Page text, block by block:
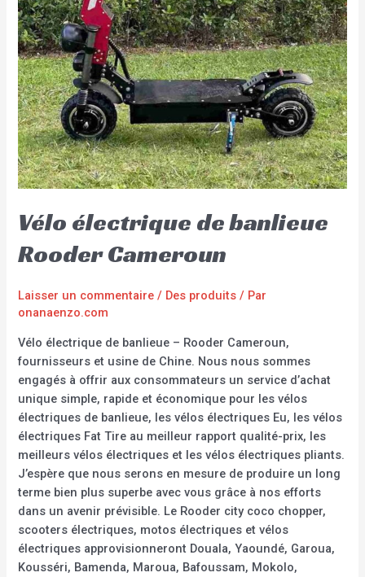
Vélo électrique de banlieue
Rooder Cameroun
Laisser un commentaire / Des produits / Par
onanaenzo.com
Vélo électrique de banlieue – Rooder Cameroun,
fournisseurs et usine de Chine. Nous nous sommes
engagés à offrir aux consommateurs un service d’achat
unique simple, rapide et économique pour les vélos
électriques de banlieue, les vélos électriques Eu, les vélos
électriques Fat Tire au meilleur rapport qualité-prix, les
meilleurs vélos électriques et les vélos électriques pliants.
J’espère que nous serons en mesure de produire un long
terme bien plus superbe avec vous grâce à nos efforts
dans un avenir prévisible. Le Rooder city coco chopper,
scooters électriques, motos électriques et vélos
électriques approvisionneront Douala, Yaoundé, Garoua,
Kousséri, Bamenda, Maroua, Bafoussam, Mokolo,